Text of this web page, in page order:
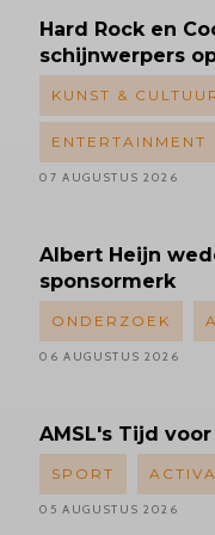
Hard Rock en
schijnwerpers
KUNST &
ENTERTAINMENT
07 AUGUSTUS 2026
Albert Heijn
sponsormerk
ONDERZOEK
06 AUGUSTUS 2026
AMSL's Tijd
SPORT
05 AUGUSTUS 2026